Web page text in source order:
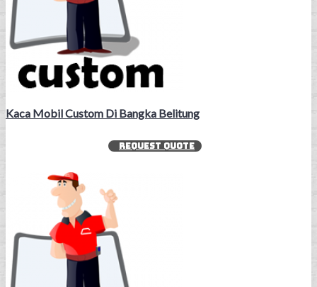
Kaca Mobil Custom Di Bangka Belitung
REQUEST QUOTE